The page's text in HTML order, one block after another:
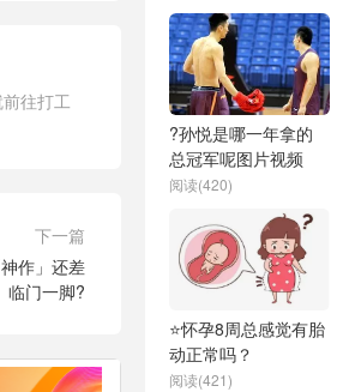
往打工
下一篇
作」还差
临门一脚?
?孙悦是哪一年拿的
总冠军呢图片视频
阅读(420)
⭐怀孕8周总感觉有胎
动正常吗？
阅读(421)